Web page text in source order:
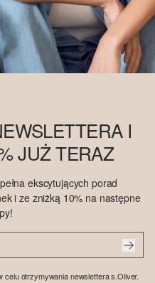
I
JUŻ TERAZ
ekscytujących porad
i ze zniżką 10% na następne
celu otrzymywania newslettera s.Oliver.